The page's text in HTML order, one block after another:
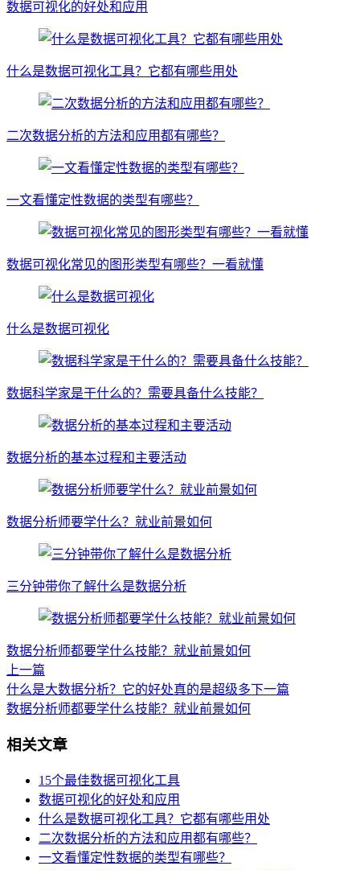
数据可视化的好处和应用
什么是数据可视化工具？它都有哪些用处
二次数据分析的方法和应用都有哪些？
一文看懂定性数据的类型有哪些？
数据可视化常见的图形类型有哪些？一看就懂
什么是数据可视化
数据科学家是干什么的？需要具备什么技能？
数据分析的基本过程和主要活动
数据分析师要学什么？就业前景如何
三分钟带你了解什么是数据分析
数据分析师都要学什么技能？就业前景如何
上一篇
什么是大数据分析？它的好处真的是超级多下一篇
数据分析师都要学什么技能？就业前景如何
相关文章
15个最佳数据可视化工具
数据可视化的好处和应用
什么是数据可视化工具？它都有哪些用处
二次数据分析的方法和应用都有哪些？
一文看懂定性数据的类型有哪些？